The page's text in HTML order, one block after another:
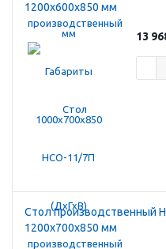
1200х600х850 мм
13
Стол производственный
1200х700х850 мм